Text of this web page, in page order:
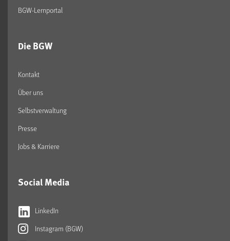
BGW-Lernportal
Die BGW
Kontakt
Über uns
Selbstverwaltung
Presse
Jobs & Karriere
Social Media
LinkedIn
Instagram (BGW)